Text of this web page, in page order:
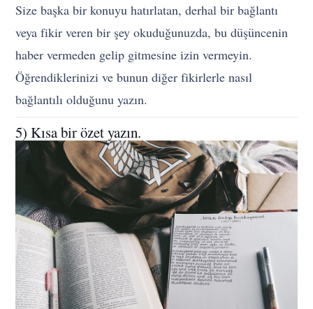
Size başka bir konuyu hatırlatan, derhal bir bağlantı
veya fikir veren bir şey okuduğunuzda, bu düşüncenin
haber vermeden gelip gitmesine izin vermeyin.
Öğrendiklerinizi ve bunun diğer fikirlerle nasıl
bağlantılı olduğunu yazın.
5) Kısa bir özet yazın.